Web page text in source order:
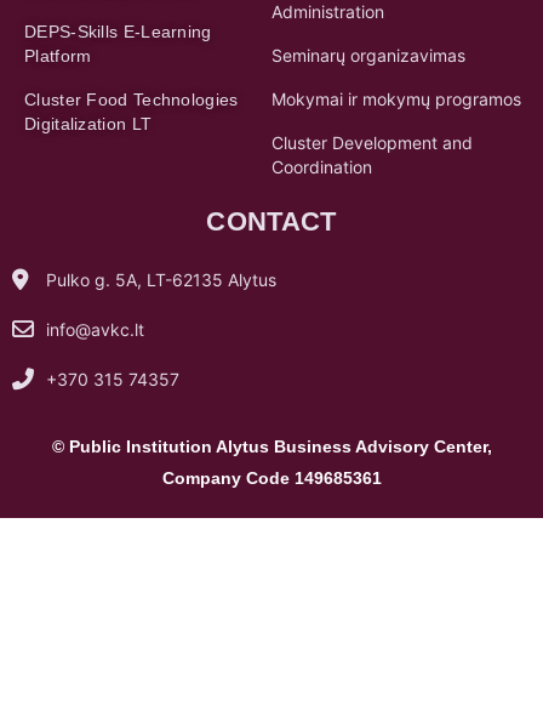
DEPS-Skills E-Learning
Platform
Cluster Food Technologies
Digitalization LT
Administration
Seminarų organizavimas
Mokymai ir mokymų programos
Cluster Development and
Coordination
CONTACT
Pulko g. 5A, LT-62135 Alytus
info@avkc.lt
+370 315 74357
© Public Institution Alytus Business Advisory Center,
Company Code 149685361